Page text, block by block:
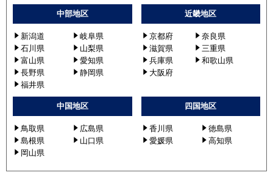
中部地区
新潟道
岐阜県
石川県
山梨県
富山県
愛知県
長野県
静岡県
福井県
近畿地区
京都府
奈良県
滋賀県
三重県
兵庫県
和歌山県
大阪府
中国地区
鳥取県
広島県
島根県
山口県
岡山県
四国地区
香川県
徳島県
愛媛県
高知県